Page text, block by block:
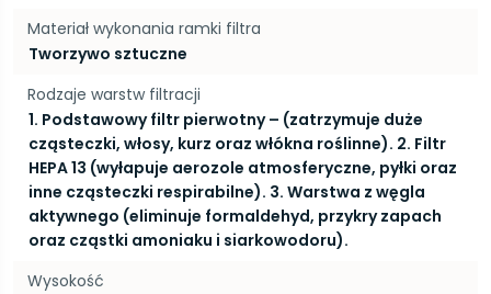
Materiał wykonania ramki filtra
Tworzywo sztuczne
Rodzaje warstw filtracji
1. Podstawowy filtr pierwotny – (zatrzymuje duże
cząsteczki, włosy, kurz oraz włókna roślinne). 2. Filtr
HEPA 13 (wyłapuje aerozole atmosferyczne, pyłki oraz
inne cząsteczki respirabilne). 3. Warstwa z węgla
aktywnego (eliminuje formaldehyd, przykry zapach
oraz cząstki amoniaku i siarkowodoru).
Wysokość